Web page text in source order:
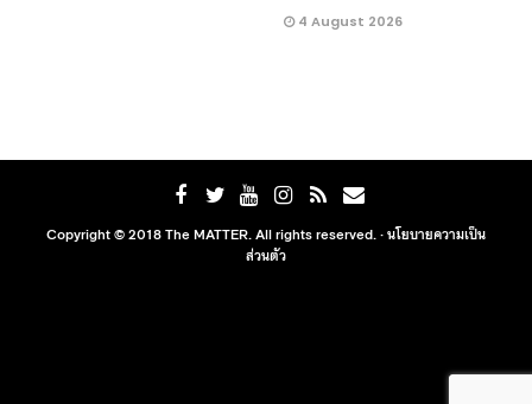
4 August 2026
Copyright © 2018 The MATTER. All rights reserved. ·นโยบายความเป็น
ส่วนตัว